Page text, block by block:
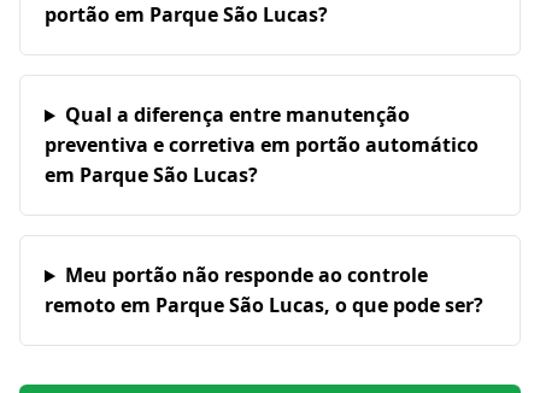
portão em Parque São Lucas?
Qual a diferença entre manutenção
preventiva e corretiva em portão automático
em Parque São Lucas?
Meu portão não responde ao controle
remoto em Parque São Lucas, o que pode ser?